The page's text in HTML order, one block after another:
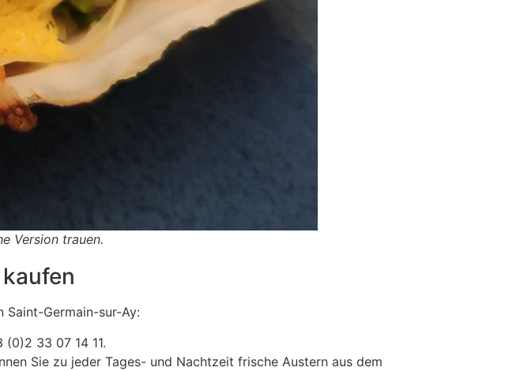
Version trauen.
Saint-Germain-sur-Ay:
(0)2 33 07 14 11.
Sie zu jeder Tages- und Nachtzeit frische Austern aus dem